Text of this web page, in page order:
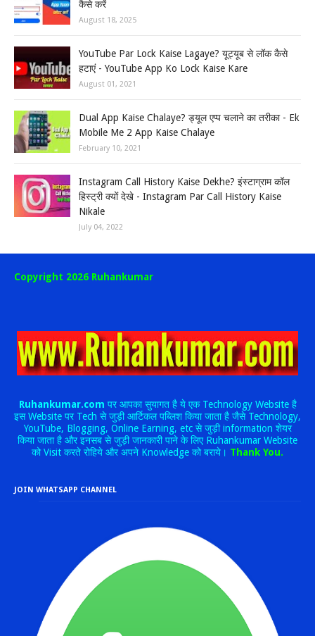
कैसे करें
August 18, 2025
YouTube Par Lock Kaise Lagaye? यूट्यूब से लॉक कैसे
हटाएं - YouTube App Ko Lock Kaise Kare
August 01, 2021
Dual App Kaise Chalaye? ड्यूल एप्प चलाने का तरीका - Ek
Mobile Me 2 App Kaise Chalaye
February 10, 2021
Instagram Call History Kaise Dekhe? इंस्टाग्राम कॉल
हिस्ट्री क्यों देखे - Instagram Par Call History Kaise
Nikale
July 04, 2022
Copyright 2026 Ruhankumar
Ruhankumar.com पर आपका सुयागत है ये एक Technology Website है
इस Website पर Tech से जुड़ी आर्टिकल पब्लिश किया जाता है जैसे Technology,
YouTube, Blogging, Online Earning, etc से जुड़ी information शेयर
किया जाता है और इनसब से जुड़ी जानकारी पाने के लिए Ruhankumar Website
को Visit करते रोहिये और अपने Knowledge को बराये। Thank You.
JOIN WHATSAPP CHANNEL